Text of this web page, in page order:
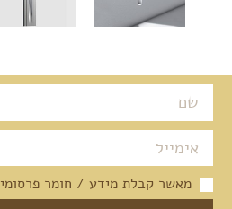
מאשר קבלת מידע / חומר פרסומי